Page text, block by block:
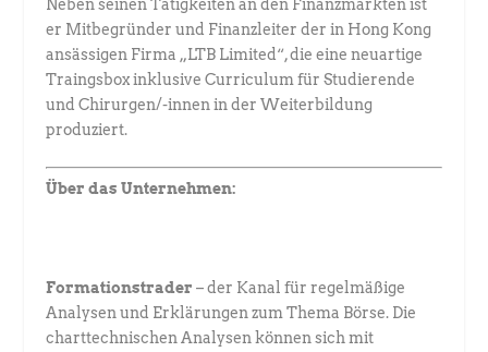
Neben seinen Tätigkeiten an den Finanzmärkten ist
er Mitbegründer und Finanzleiter der in Hong Kong
ansässigen Firma „LTB Limited“, die eine neuartige
Traingsbox inklusive Curriculum für Studierende
und Chirurgen/-innen in der Weiterbildung
produziert.
Über das Unternehmen:
Formationstrader– der Kanal für regelmäßige
Analysen und Erklärungen zum Thema Börse. Die
charttechnischen Analysen können sich mit